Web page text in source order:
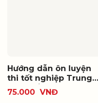
Hướng dẫn ôn luyện
thi tốt nghiệp Trung
học phổ thông và thi
đánh giá năng lực
75.000 VNĐ